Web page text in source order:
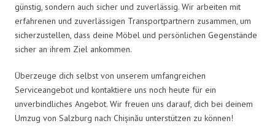
günstig, sondern auch sicher und zuverlässig. Wir arbeiten mit
erfahrenen und zuverlässigen Transportpartnern zusammen, um
sicherzustellen, dass deine Möbel und persönlichen Gegenstände
sicher an ihrem Ziel ankommen.
Überzeuge dich selbst von unserem umfangreichen
Serviceangebot und kontaktiere uns noch heute für ein
unverbindliches Angebot. Wir freuen uns darauf, dich bei deinem
Umzug von Salzburg nach Chișinău unterstützen zu können!